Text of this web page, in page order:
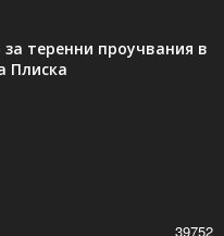
теренни проучвания в
Плиска
39752